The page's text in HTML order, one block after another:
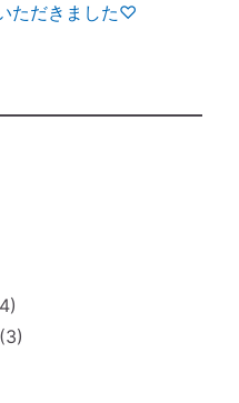
開運♪～鉄瓶を再生
」の流れ
砂浴」でデトックス
砂浴」でデトックス
才バイオリニスト
だけで身体が整えられ
ただきました♡